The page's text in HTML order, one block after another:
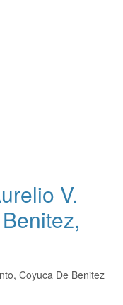
V.
Coyuca De Benitez